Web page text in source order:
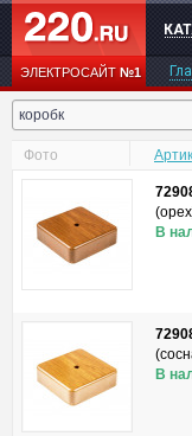
ЭЛЕКТРОСАЙТ№1
Фото
В
В